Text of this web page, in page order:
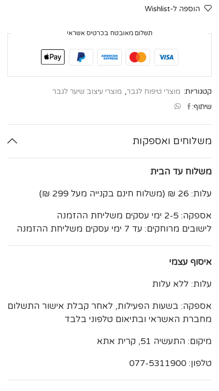
הוספה ל-Wishlist
תשלום מאובטח בכרטיס אשראי
קטגוריות: מוצרי טיפוח לגבר, מוצרי עיצוב שיער לגבר
שיתוף:
משלוחים ואספקות
משלוח עד הבית
עלות: 26 ₪ (משלוח חינם בקנייה מעל 299 ₪)
אספקה: 2-5 ימי עסקים משליחת ההזמנה
לישובים מרוחקים: עד 7 ימי עסקים משליחת ההזמנה
איסוף עצמי
עלות: ללא עלות
אספקה: בשעות הפעילות, לאחר קבלת אישור התשלום
מחברת האשראי ובתיאום טלפוני בלבד
מיקום: התעשיה 51, קרית אתא
טלפון: 077-5311900